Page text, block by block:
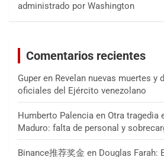
administrado por Washington
Comentarios recientes
Guper en Revelan nuevas muertes y
oficiales del Ejército venezolano
Humberto Palencia en Otra tragedia
Maduro: falta de personal y
Binance推荐奖金 en Douglas Farah: